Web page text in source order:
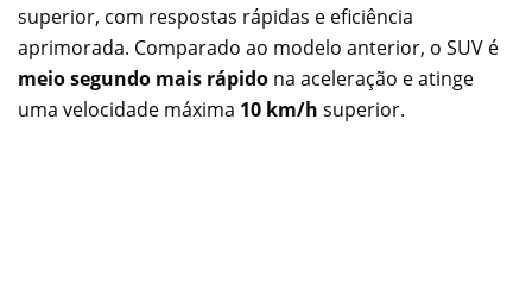
superior, com respostas rápidas e eficiência
aprimorada. Comparado ao modelo anterior, o SUV é
meio segundo mais rápido na aceleração e atinge
uma velocidade máxima 10 km/h superior.